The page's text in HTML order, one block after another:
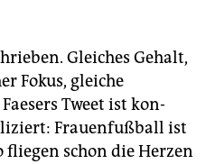
Gleiches Gehalt,
Fokus, gleiche
Tweet ist kon­
Frauenfußball ist
fliegen schon die Herzen